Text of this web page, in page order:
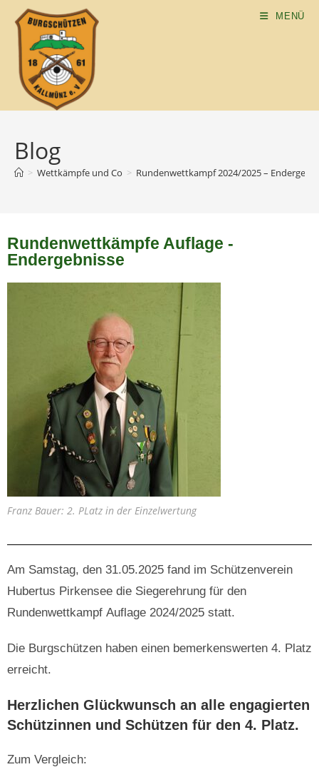
MENÜ
Blog
> Wettkämpfe und Co > Rundenwettkampf 2024/2025 –
Rundenwettkämpfe Auflage -
Endergebnisse
Franz Bauer: 2. PLatz in der Einzelwertung
Am Samstag, den 31.05.2025 fand im Schützenverein
Hubertus Pirkensee die Siegerehrung für den
Rundenwettkampf Auflage 2024/2025 statt.
Die Burgschützen haben einen bemerkenswerten 4. Platz
erreicht.
Herzlichen Glückwunsch an alle engagierten
Schützinnen und Schützen für den 4. Platz.
Zum Vergleich: